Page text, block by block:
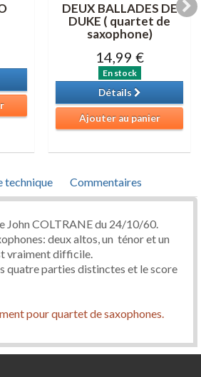
DEUX BALLADES DE
DUKE ( quartet de
saxophone)
14,99 €
En stock
Détails
Ajouter au panier
technique Commentaires
John COLTRANE du 24/10/60.
deux altos, un ténor et un
vraiment difficile.
quatre parties distinctes et le score
pour quartet de saxophones.